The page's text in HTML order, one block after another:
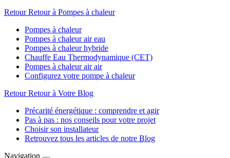
Retour Retour à Pompes à chaleur
Pompes à chaleur
Pompes à chaleur air eau
Pompes à chaleur hybride
Chauffe Eau Thermodynamique (CET)
Pompes à chaleur air air
Configurez votre pompe à chaleur
Retour Retour à Votre Blog
Précarité énergétique : comprendre et agir
Pas à pas : nos conseils pour votre projet
Choisir son installateur
Retrouvez tous les articles de notre Blog
Navigation